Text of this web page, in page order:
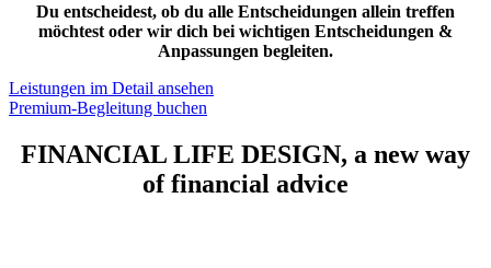
Du entscheidest, ob du alle Entscheidungen allein treffen
möchtest oder wir dich bei wichtigen Entscheidungen &
Anpassungen begleiten.
Leistungen im Detail ansehen
Premium-Begleitung buchen
FINANCIAL LIFE DESIGN, a new way
of financial advice